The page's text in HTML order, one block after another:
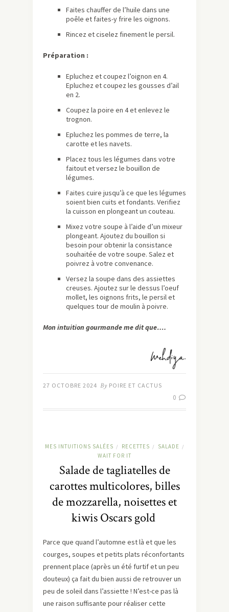
Faites chauffer de l’huile dans une
poêle et faites-y frire les oignons.
Rincez et ciselez finement le persil.
Préparation :
Epluchez et coupez l’oignon en 4.
Epluchez et coupez les gousses d’ail
en 2.
Coupez la poire en 4 et enlevez le
trognon.
Epluchez les pommes de terre, la
carotte et les navets.
Placez tous les légumes dans votre
faitout et versez le bouillon de
légumes.
Faites cuire jusqu’à ce que les légumes
soient bien cuits et fondants. Verifiez
la cuisson en plongeant un couteau.
Mixez votre soupe à l’aide d’un mixeur
plongeant. Ajoutez du bouillon si
besoin pour obtenir la consistance
souhaitée de votre soupe. Salez et
poivrez à votre convenance.
Versez la soupe dans des assiettes
creuses. Ajoutez sur le dessus l’oeuf
mollet, les oignons frits, le persil et
quelques tour de moulin à poivre.
Mon intuition gourmande me dit que….
27 OCTOBRE 2024 By POIRE ET CACTUS
0
MES INTUITIONS SALÉES / RECETTES / SALADE /
WAIT FOR IT
Salade de tagliatelles de
carottes multicolores, billes
de mozzarella, noisettes et
kiwis Oscars gold
Parce que quand l’automne est là et que les
courges, soupes et petits plats réconfortants
prennent place (après un été furtif et un peu
douteux) ça fait du bien aussi de retrouver un
peu de soleil dans l’assiette ! N’est-ce pas là
une raison suffisante pour réaliser cette